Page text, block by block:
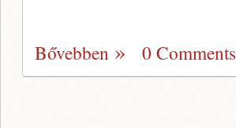
Bővebben 0 Comments